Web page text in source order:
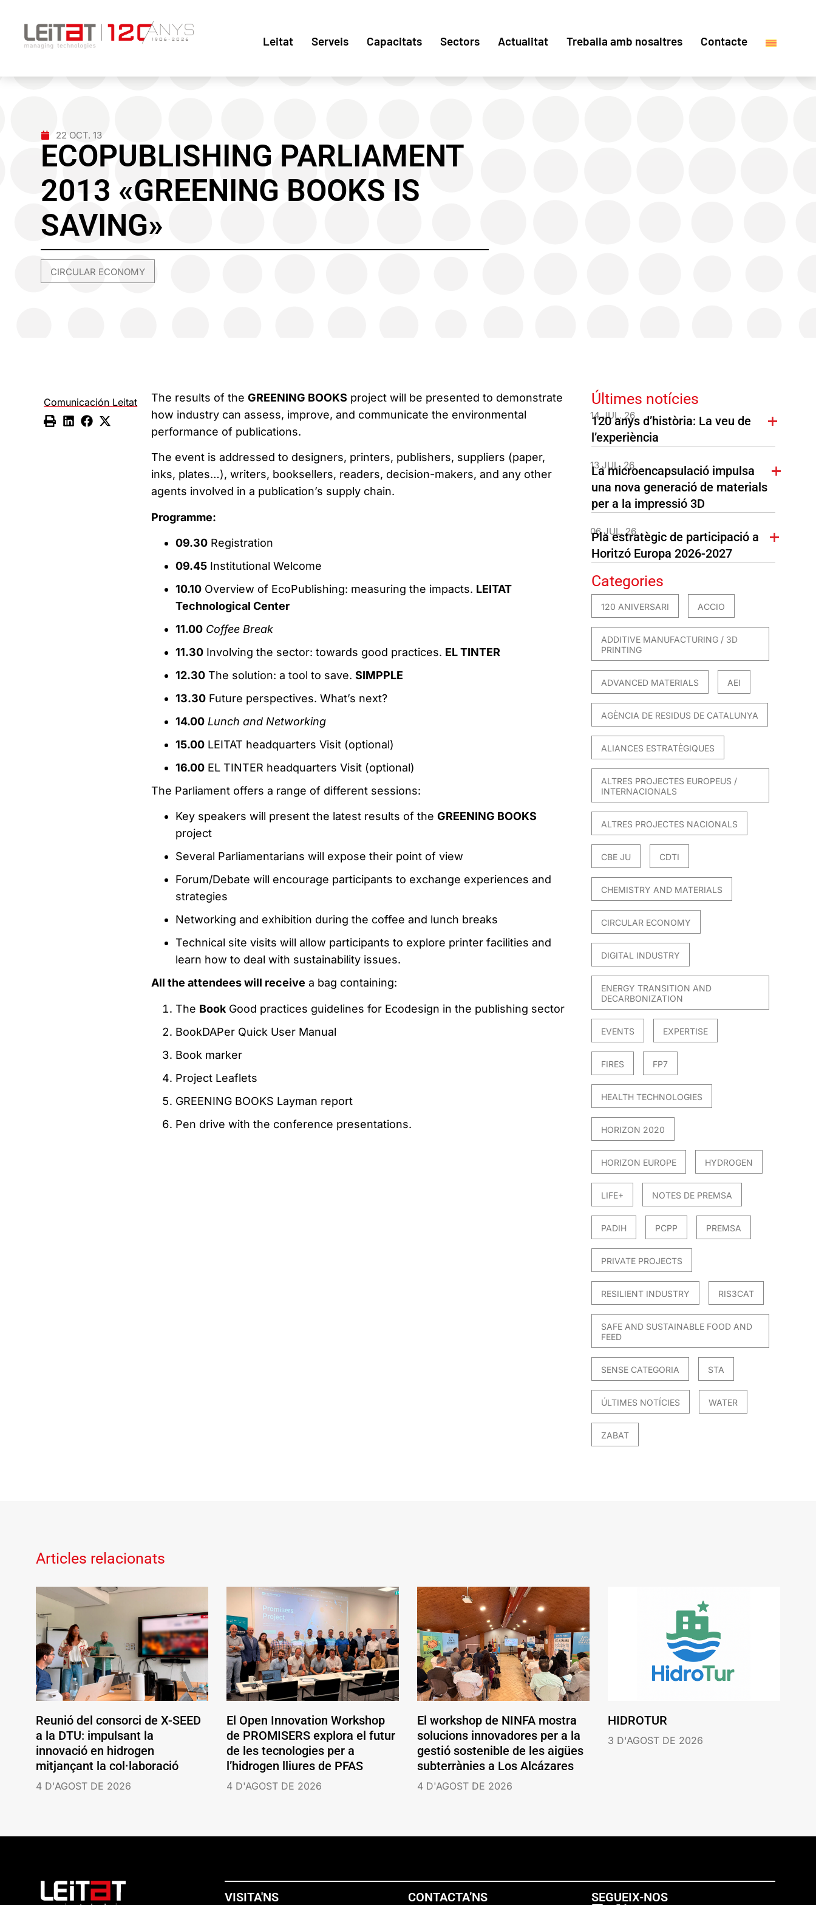
Leitat Serveis Capacitats Sectors Actualitat Treballa amb nosaltres Contacte
22 OCT. 13
ECOPUBLISHING PARLIAMENT
2013 «GREENING BOOKS IS
SAVING»
CIRCULAR ECONOMY
Comunicación Leitat The results of the GREENING BOOKS project will be presented to demonstrate
how industry can assess, improve, and communicate the environmental
performance of publications.
The event is addressed to designers, printers, publishers, suppliers (paper,
inks, plates…), writers, booksellers, readers, decision-makers, and any other
agents involved in a publication’s supply chain.
Programme:
09.30Registration
09.45Institutional Welcome
10.10Overview of EcoPublishing: measuring the impacts. LEITAT
Technological Center
11.00 Coffee Break
11.30Involving the sector: towards good practices. EL TINTER
12.30The solution: a tool to save. SIMPPLE
13.30Future perspectives. What’s next?
14.00 Lunch and Networking
15.00LEITAT headquarters Visit (optional)
16.00EL TINTER headquarters Visit (optional)
The Parliament offers a range of different sessions:
Key speakers will present the latest results of the GREENING BOOKS
project
Several Parliamentarians will expose their point of view
Forum/Debate will encourage participants to exchange experiences and
strategies
Networking and exhibition during the coffee and lunch breaks
Technical site visits will allow participants to explore printer facilities and
learn how to deal with sustainability issues.
All the attendees will receive a bag containing:
The BookGood practices guidelines for Ecodesign in the publishing sector
BookDAPer Quick User Manual
Book marker
Project Leaflets
GREENING BOOKS Layman report
Pen drive with the conference presentations.
Últimes notícies
14 JUL. 26
120 anys d’història: La veu de
l’experiència
13 JUL. 26
La microencapsulació impulsa
una nova generació de materials
per a la impressió 3D
06 JUL. 26
Pla estratègic de participació a
Horitzó Europa 2026-2027
Categories
120 ANIVERSARI ACCIO
ADDITIVE MANUFACTURING / 3D
PRINTING
ADVANCED MATERIALS AEI
AGÈNCIA DE RESIDUS DE CATALUNYA
ALIANCES ESTRATÈGIQUES
ALTRES PROJECTES EUROPEUS /
INTERNACIONALS
ALTRES PROJECTES NACIONALS
CBE JU CDTI
CHEMISTRY AND MATERIALS
CIRCULAR ECONOMY
DIGITAL INDUSTRY
ENERGY TRANSITION AND
DECARBONIZATION
EVENTS EXPERTISE
FIRES FP7
HEALTH TECHNOLOGIES
HORIZON 2020
HORIZON EUROPE HYDROGEN
LIFE+ NOTES DE PREMSA
PADIH PCPP PREMSA
PRIVATE PROJECTS
RESILIENT INDUSTRY RIS3CAT
SAFE AND SUSTAINABLE FOOD AND
FEED
SENSE CATEGORIA STA
ÚLTIMES NOTÍCIES WATER
ZABAT
Articles relacionats
Reunió del consorci de X-SEED
a la DTU: impulsant la
innovació en hidrogen
mitjançant la col·laboració
4 D'AGOST DE 2026
El Open Innovation Workshop
de PROMISERS explora el futur
de les tecnologies per a
l’hidrogen lliures de PFAS
4 D'AGOST DE 2026
El workshop de NINFA mostra
solucions innovadores per a la
gestió sostenible de les aigües
subterrànies a Los Alcázares
4 D'AGOST DE 2026
HIDROTUR
3 D'AGOST DE 2026
VISITA'NS CONTACTA’NS SEGUEIX-NOS